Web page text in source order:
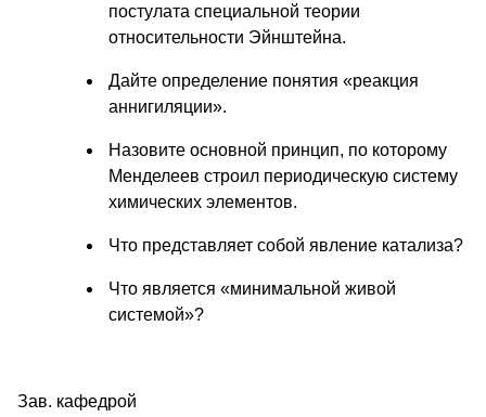
постулата специальной теории
относительности Эйнштейна.
Дайте определение понятия «реакция
аннигиляции».
Назовите основной принцип, по которому
Менделеев строил периодическую систему
химических элементов.
Что представляет собой явление катализа?
Что является «минимальной живой
системой»?
Зав. кафедрой